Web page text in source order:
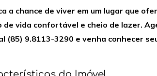
a chance de viver em um lugar que
de vida confortável e cheio de lazer.
(85) 9.8113-3290 e venha conhecer